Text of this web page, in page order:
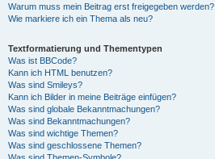
Warum muss mein Beitrag erst freigegeben werden?
Wie markiere ich ein Thema als neu?
Textformatierung und Thementypen
Was ist BBCode?
Kann ich HTML benutzen?
Was sind Smileys?
Kann ich Bilder in meine Beiträge einfügen?
Was sind globale Bekanntmachungen?
Was sind Bekanntmachungen?
Was sind wichtige Themen?
Was sind geschlossene Themen?